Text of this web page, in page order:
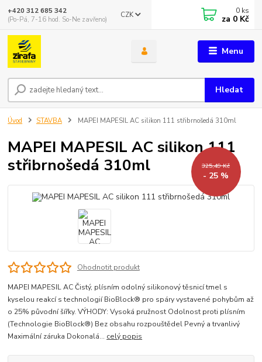
Menu
CZK
Hledat
+420 312 685 342
(Po-Pá, 7-16 hod. So-Ne zavřeno)
0 ks
za 0 Kč
Úvod STAVBA MAPEI MAPESIL AC silikon 111 střibrnošedá 310ml
MAPEI MAPESIL AC silikon 111
střibrnošedá 310ml
325,49 Kč
- 25 %
Ohodnotit produkt
MAPEI MAPESIL AC Čistý, plísním odolný silikonový těsnicí tmel s
kyselou reakcí s technologií BioBlock® pro spáry vystavené pohybům až
o 25% původní šířky. VÝHODY: Vysoká pružnost Odolnost proti plísním
(Technologie BioBlock®) Bez obsahu rozpouštědel Pevný a trvanlivý
Maximální záruka Dokonalá... celý popis